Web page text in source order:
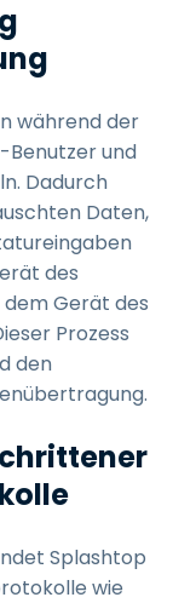
während der
Benutzer und
Dadurch
Daten,
des
Gerät des
Prozess
den
Splashtop
wie